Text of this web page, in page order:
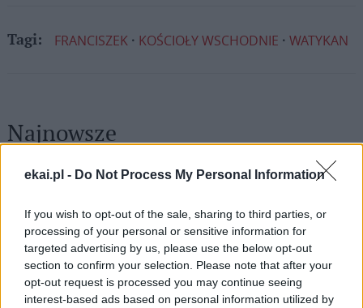
ekai.pl - Do Not Process My Personal Information
If you wish to opt-out of the sale, sharing to third parties, or
processing of your personal or sensitive information for
targeted advertising by us, please use the below opt-out
section to confirm your selection. Please note that after your
opt-out request is processed you may continue seeing
interest-based ads based on personal information utilized by
Tagi: FRANCISZEK KOŚCIOŁY WSCHODNIE WATYKAN
Najnowsze
08 sierpnia 2026 | 19:04
08 sierpnia 2026 | 18:23
Papież: w św. Agacie kontemplujemy zwycięstwo miłości nad
śmiercią
08 sierpnia 2026 | 16:32